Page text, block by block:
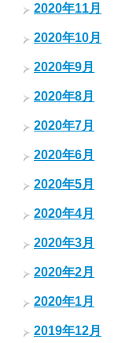
2020年11月
2020年10月
2020年9月
2020年8月
2020年7月
2020年6月
2020年5月
2020年4月
2020年3月
2020年2月
2020年1月
2019年12月